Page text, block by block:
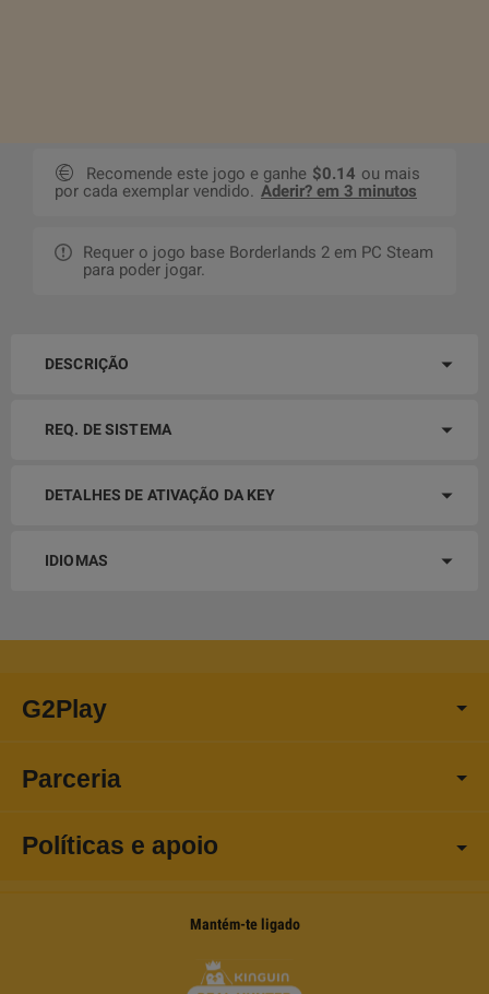
Recomende este jogo e ganhe $0.14 ou mais
por cada exemplar vendido. Aderir? em 3 minutos
Requer o jogo base Borderlands 2 em PC Steam
para poder jogar.
DESCRIÇÃO
REQ. DE SISTEMA
DETALHES DE ATIVAÇÃO DA KEY
IDIOMAS
G2Play
Parceria
Políticas e apoio
Mantém-te ligado